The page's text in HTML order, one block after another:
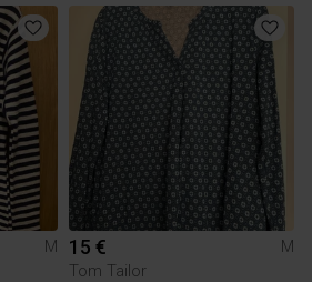
M 15 €
M
Tom Tailor